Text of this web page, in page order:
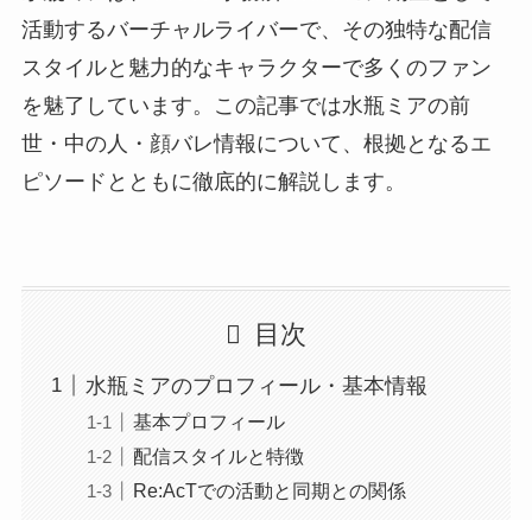
活動するバーチャルライバーで、その独特な配信
スタイルと魅力的なキャラクターで多くのファン
を魅了しています。この記事では水瓶ミアの前
世・中の人・顔バレ情報について、根拠となるエ
ピソードとともに徹底的に解説します。
目次
水瓶ミアのプロフィール・基本情報
基本プロフィール
配信スタイルと特徴
Re:AcTでの活動と同期との関係